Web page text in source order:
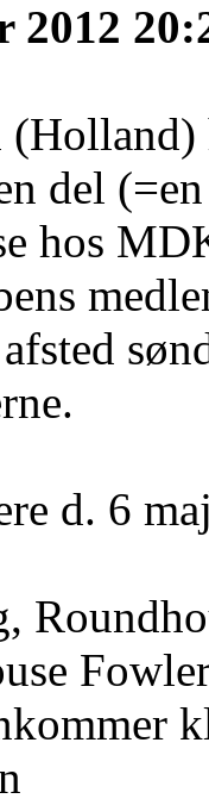
2012
del
hos
d. 6